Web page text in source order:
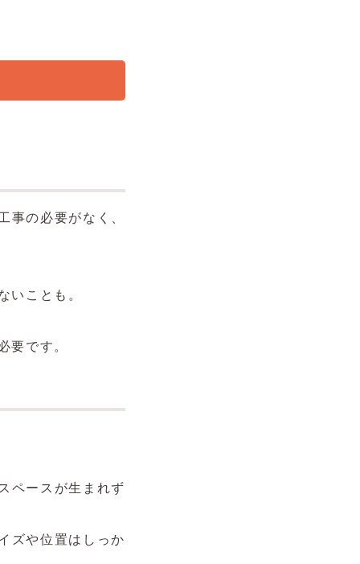
事の必要がなく、
いことも。
要です。
ペースが生まれず
ズや位置はしっか